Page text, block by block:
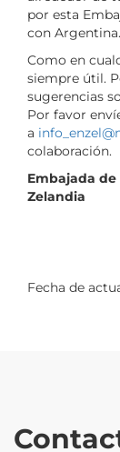
por esta
con Argentina.
Como en
siempre útil.
sugerencias
Por favor
a
colaboración.
Embajada
Zelandia
Fecha de